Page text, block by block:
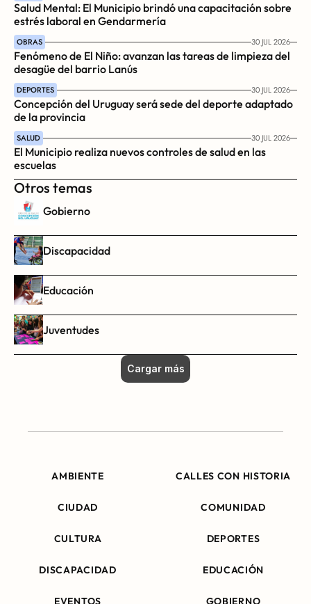
Salud Mental: El Municipio brindó una capacitación sobre
estrés laboral en Gendarmería
OBRAS 30 JUL 2026
Fenómeno de El Niño: avanzan las tareas de limpieza del
desagüe del barrio Lanús
DEPORTES 30 JUL 2026
Concepción del Uruguay será sede del deporte adaptado
de la provincia
SALUD 30 JUL 2026
El Municipio realiza nuevos controles de salud en las
escuelas
Otros temas
Gobierno
Discapacidad
Educación
Juventudes
Cargar más
AMBIENTE CALLES CON HISTORIA
CIUDAD COMUNIDAD
CULTURA DEPORTES
DISCAPACIDAD EDUCACIÓN
EVENTOS GOBIERNO